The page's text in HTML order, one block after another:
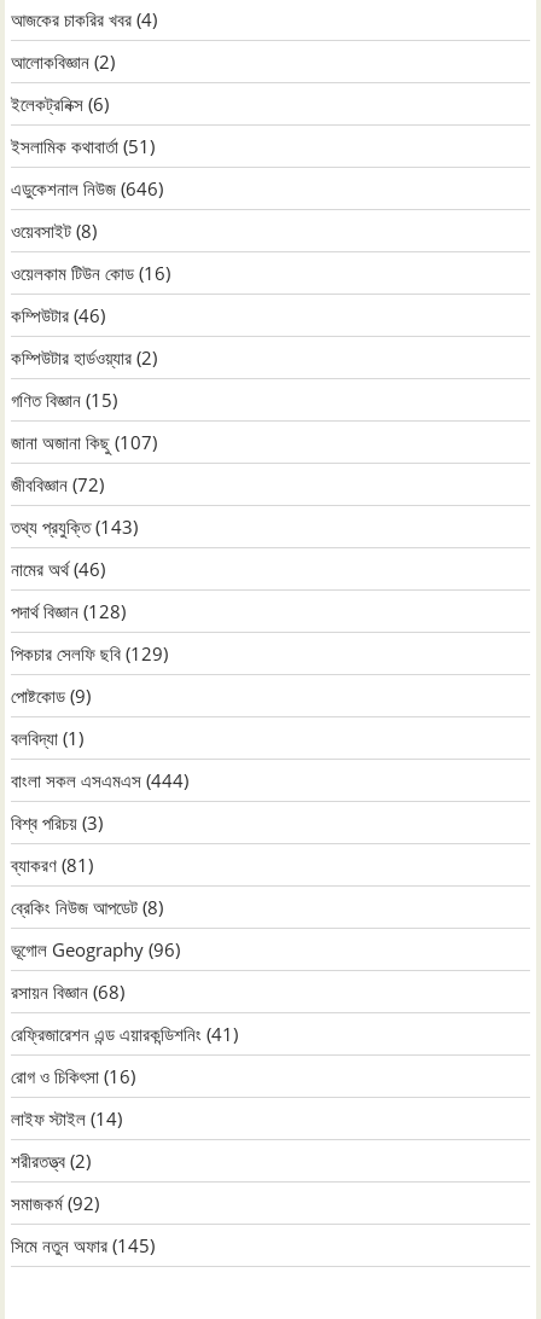
আজকের চাকরির খবর (4)
আলোকবিজ্ঞান (2)
ইলেকট্রনিক্স (6)
ইসলামিক কথাবার্তা (51)
এডুকেশনাল নিউজ (646)
ওয়েবসাইট (8)
ওয়েলকাম টিউন কোড (16)
কম্পিউটার (46)
কম্পিউটার হার্ডওয়্যার (2)
গণিত বিজ্ঞান (15)
জানা অজানা কিছু (107)
জীববিজ্ঞান (72)
তথ্য প্রযুক্তি(143)
নামের অর্থ(46)
পদার্থ বিজ্ঞান (128)
পিকচার সেলফি ছবি (129)
পোষ্টকোড (9)
বলবিদ্যা (1)
বাংলা সকল এসএমএস (444)
বিশ্ব পরিচয় (3)
ব্যাকরণ (81)
ব্রেকিং নিউজ আপডেট (8)
ভূগোল Geography (96)
রসায়ন বিজ্ঞান (68)
রেফ্রিজারেশন এন্ড এয়ারকন্ডিশনিং (41)
রোগ ও চিকিৎসা (16)
লাইফ স্টাইল (14)
শরীরতত্ত্ব (2)
সমাজকর্ম(92)
সিমে নতুন ‍অফার (145)